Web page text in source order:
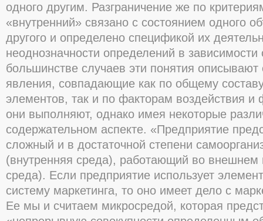
одного другим. Разграничение же по
«внутренний» связано с состоянием одного
другого и определено спецификой их
неоднозначности определений в
большинстве случаев эти понятия
явления, совпадающие как по общему
элементов, так и по факторам воздействия и
они выполняют, однако имея некоторые
содержательном аспекте. «Предприятие
сложный и в достаточной степени
(внутренняя среда), работающий во
среда). Если предприятие использует
систему маркетинга, то оно имеет дело с
Ее мы и считаем микросредой, которая